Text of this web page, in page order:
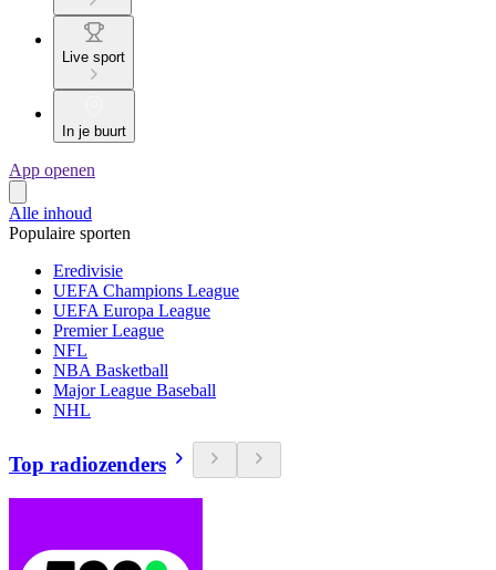
Live sport
In je buurt
App openen
Alle inhoud
Populaire sporten
Eredivisie
UEFA Champions League
UEFA Europa League
Premier League
NFL
NBA Basketball
Major League Baseball
NHL
Top radiozenders